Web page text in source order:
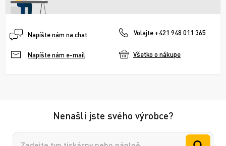
Napíšte nám na chat Volajte +421 948 011 365
Napíšte nám e-mail Všetko o nákupe
Nenašli jste svého výrobce?
Vyhledávání